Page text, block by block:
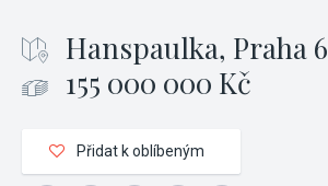
Hanspaulka, Praha 6
155 000 000 Kč
Přidat k oblíbeným